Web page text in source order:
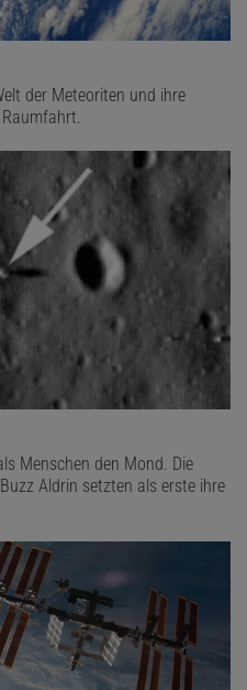
der Meteoriten und ihre
Menschen den Mond. Die
Aldrin setzten als erste ihre